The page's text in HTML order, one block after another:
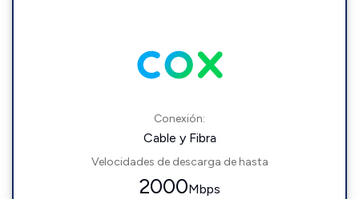
Conexión:
Cable y Fibra
Velocidades de descarga de hasta
2000Mbps